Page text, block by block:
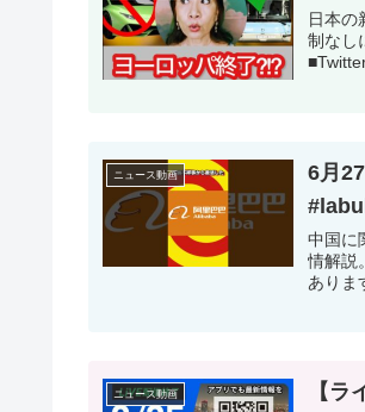
日本の
制なし
ニュース動画
6月
中国に
情解説
ありま
ニュース動画
【